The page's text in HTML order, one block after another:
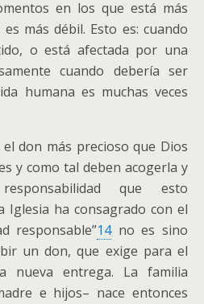
en los que está más
más débil. Esto es: cuando
o está afectada por una
cuando debería ser
humana es muchas veces
don más precioso que Dios
y como tal deben acogerla y
que esto
Iglesia ha consagrado con el
responsable”14no es sino
un don, que exige para el
nueva entrega. La familia
e hijos– nace entonces